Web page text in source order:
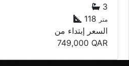
3
118
متر
السعر إبتداء من
749,000 QAR